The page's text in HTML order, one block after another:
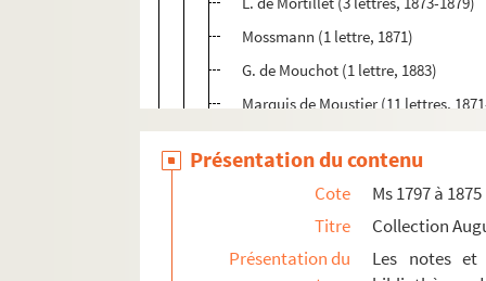
Mossmann (1 lettre, 1871)
G. de Mouchot (1 lettre, 1883)
Marquis de Moustier (11 lettres,
Eug. Müntz (10 lettres, 1879-1883)
1. Lélut (47 lettres, 1862-1878)
86. Lequeux ? (1 lettre, 1860)
89. A. de Longpérier (1 lettre, 1875)
92. Loriquet (1 lettre, 1882)
Présentation du contenu
Cote
Ms 1797 à 1875
Titre
Collection
Présentation du
Les notes